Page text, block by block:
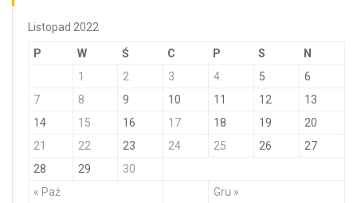
Listopad 2022
P W Ś C P S N
« Paź Gru »
1 2 3 4 5
6
7
8 9 10 11 12
13
14
15 16 17 18 19
20
21
22 23 24 25 26
27
28
29 30